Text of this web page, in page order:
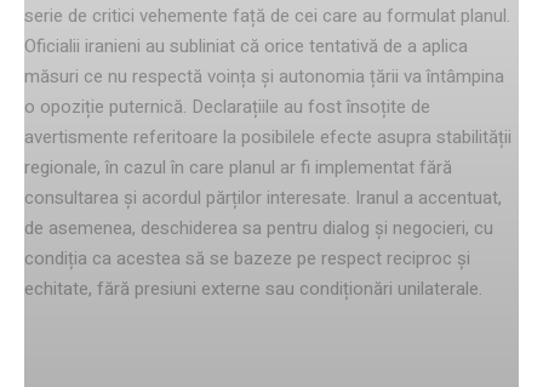
serie de critici vehemente față de cei care au formulat planul.
Oficialii iranieni au subliniat că orice tentativă de a aplica
măsuri ce nu respectă voința și autonomia țării va întâmpina
o opoziție puternică. Declarațiile au fost însoțite de
avertismente referitoare la posibilele efecte asupra stabilității
regionale, în cazul în care planul ar fi implementat fără
consultarea și acordul părților interesate. Iranul a accentuat,
de asemenea, deschiderea sa pentru dialog și negocieri, cu
condiția ca acestea să se bazeze pe respect reciproc și
echitate, fără presiuni externe sau condiționări unilaterale.